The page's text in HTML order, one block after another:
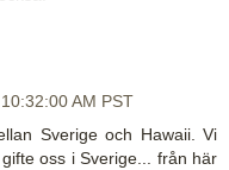
AM PST
Sverige och Hawaii. Vi
oss i Sverige... från här